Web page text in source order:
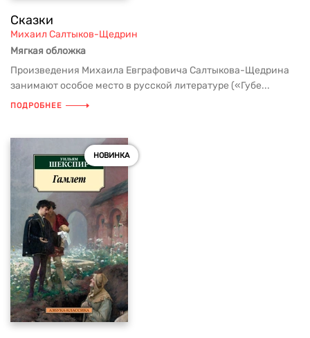
Сказки
Михаил Салтыков-Щедрин
Мягкая обложка
Произведения Михаила Евграфовича Салтыкова-Щедрина
занимают особое место в русской литературе («Губе...
ПОДРОБНЕЕ
НОВИНКА